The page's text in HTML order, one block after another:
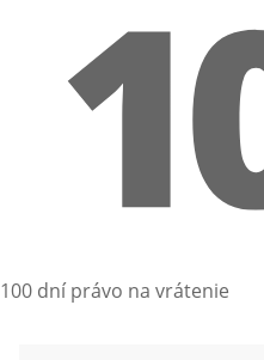
100 dní právo na vrátenie